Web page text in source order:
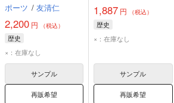
ポーツ / 友清仁
2,200 円 （税込）
歴史
×：在庫なし
サンプル
再販希望
1,887 円 （税込）
歴史
×：在庫なし
サンプル
再販希望